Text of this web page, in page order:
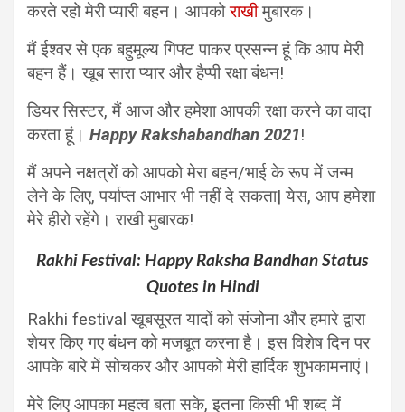
करते रहो मेरी प्यारी बहन। आपकोराखीमुबारक।
मैं ईश्वर से एक बहुमूल्य गिफ्ट पाकर प्रसन्न हूं कि आप मेरी
बहन हैं। खूब सारा प्यार और हैप्पी रक्षा बंधन!
डियर सिस्टर, मैं आज और हमेशा आपकी रक्षा करने का वादा
करता हूं। Happy Rakshabandhan 2021!
मैं अपने नक्षत्रों को आपको मेरा बहन/भाई के रूप में जन्म
लेने के लिए, पर्याप्त आभार भी नहीं दे सकता| येस, आप हमेशा
मेरे हीरो रहेंगे। राखी मुबारक!
Rakhi Festival: Happy Raksha Bandhan Status
Quotes in Hindi
Rakhi festival खूबसूरत यादों को संजोना और हमारे द्वारा
शेयर किए गए बंधन को मजबूत करना है। इस विशेष दिन पर
आपके बारे में सोचकर और आपको मेरी हार्दिक शुभकामनाएं।
मेरे लिए आपका महत्व बता सके, इतना किसी भी शब्द में